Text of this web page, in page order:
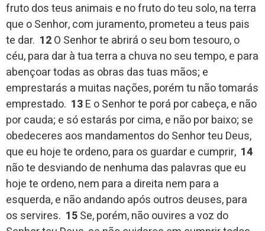
fruto dos teus animais e no fruto do teu solo, na terra
que o Senhor, com juramento, prometeu a teus pais
te dar. 12O Senhor te abrirá o seu bom tesouro, o
céu, para dar à tua terra a chuva no seu tempo, e para
abençoar todas as obras das tuas mãos; e
emprestarás a muitas nações, porém tu não tomarás
emprestado. 13E o Senhor te porá por cabeça, e não
por cauda; e só estarás por cima, e não por baixo; se
obedeceres aos mandamentos do Senhor teu Deus,
que eu hoje te ordeno, para os guardar e cumprir, 14
não te desviando de nenhuma das palavras que eu
hoje te ordeno, nem para a direita nem para a
esquerda, e não andando após outros deuses, para
os servires. 15Se, porém, não ouvires a voz do